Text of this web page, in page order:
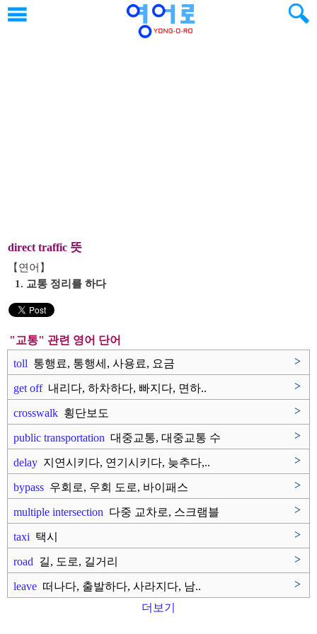
direct traffic 뜻
【연어】
1. 교통 정리를 하다
"교통" 관련 영어 단어
toll 통행료, 통행세, 사용료, 요금 >
get off내리다, 하차하다, 빠지다, 면하.. >
crosswalk 횡단보도 >
public transportation 대중교통, 대중교통 수
>
delay 지연시키다, 연기시키다, 늦추다,.. >
bypass 우회로, 우회 도로, 바이패스 >
multiple intersection 다중 교차로, 스크램블
>
taxi 택시 >
road 길, 도로, 길거리 >
leave 떠나다, 출발하다, 사라지다, 남..
>
더보기